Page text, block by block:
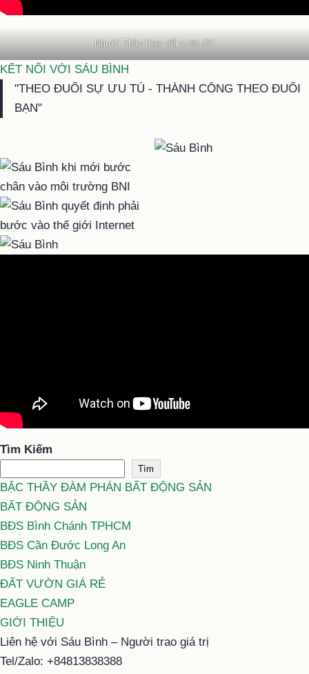
Người Thầy thay đổi cuộc đời
KẾT NỐI VỚI SÁU BÌNH
"THEO ĐUỔI SỰ ƯU TÚ - THÀNH CÔNG THEO ĐUỔI
BẠN"
Tìm Kiếm
Tìm
BẬC THẦY ĐÀM PHÁN BẤT ĐỘNG SẢN
BẤT ĐỘNG SẢN
BĐS Bình Chánh TPHCM
BĐS Cần Đước Long An
BĐS Ninh Thuận
ĐẤT VƯỜN GIÁ RẺ
EAGLE CAMP
GIỚI THIỆU
Liên hệ với Sáu Bình – Người trao giá trị
Tel/Zalo: +84813838388